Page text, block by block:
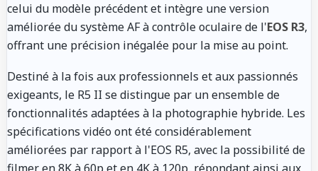
celui du modèle précédent et intègre une version
améliorée du système AF à contrôle oculaire de l'EOS R3,
offrant une précision inégalée pour la mise au point.
Destiné à la fois aux professionnels et aux passionnés
exigeants, le R5 II se distingue par un ensemble de
fonctionnalités adaptées à la photographie hybride. Les
spécifications vidéo ont été considérablement
améliorées par rapport à l'EOS R5, avec la possibilité de